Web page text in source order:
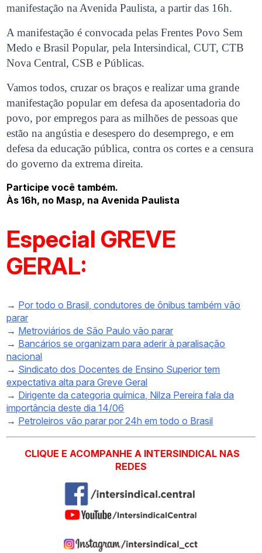
manifestação na Avenida Paulista, a partir das 16h.
A manifestação é convocada pelas Frentes Povo Sem
Medo e Brasil Popular, pela Intersindical, CUT, CTB
Nova Central, CSB e Públicas.
Vamos todos, cruzar os braços e realizar uma grande
manifestação popular em defesa da aposentadoria do
povo, por empregos para as milhões de pessoas que
estão na angústia e desespero do desemprego, e em
defesa da educação pública, contra os cortes e a censura
do governo da extrema direita.
Participe você também.
Às 16h, no Masp, na Avenida Paulista
Especial GREVE
GERAL:
→ Por todo o Brasil, condutores de ônibus também vão
parar
→ Metroviários de São Paulo vão parar
→ Bancários se organizam para aderir à paralisação
nacional
→ Sindicato dos Docentes de Ensino Superior tem
expectativa alta para Greve Geral
→ Dirigente da categoria química, Nilza Pereira fala da
importância deste dia 14/06
→ Petroleiros vão parar por 24h em todo o Brasil
CLIQUE E ACOMPANHE A INTERSINDICAL NAS
REDES